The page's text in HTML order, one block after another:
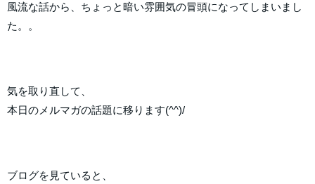
風流な話から、ちょっと暗い雰囲気の冒頭になってしまいまし
た。。
気を取り直して、
本日のメルマガの話題に移ります(^^)/
ブログを見ていると、